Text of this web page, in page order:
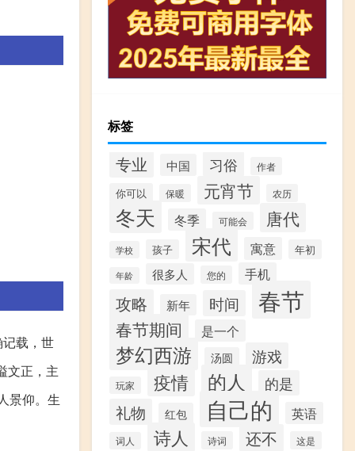
载，世
文正，主
景仰。生
标签
专业 中国 习俗 作者
你可以 保暖 元宵节 农历
冬天 冬季 可能会 唐代
学校 孩子 宋代 寓意 年初
年龄 很多人 您的 手机
攻略 新年 时间 春节
春节期间 是一个
梦幻西游 汤圆 游戏
玩家 疫情 的人 的是
礼物 红包 自己的 英语
词人 诗人 诗词 还不 这是